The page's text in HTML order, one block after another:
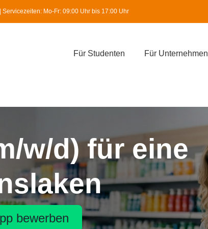
Mo-Fr: 09:00 Uhr bis 17:00 Uhr
Für Studenten Für Unternehmen
w/d) für eine
bewerben